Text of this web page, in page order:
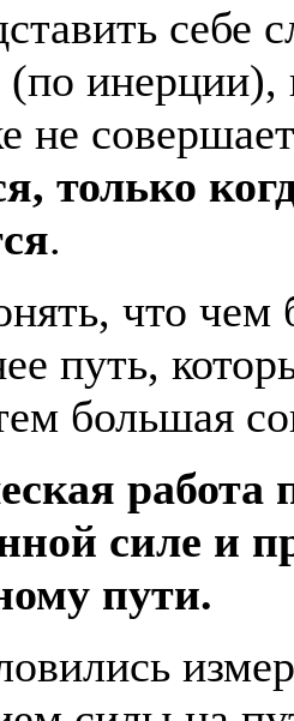
себе
(по инерции),
не
только
.
что чем
путь,
большая
работа
силе и
пути.